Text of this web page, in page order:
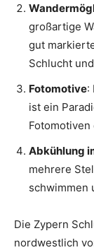
großartige
gut
Schlucht
Fotomotive:
ist ein
Fotomotiven
Abkühlung
mehrere
schwimmen
Die Zypern
nordwestlich